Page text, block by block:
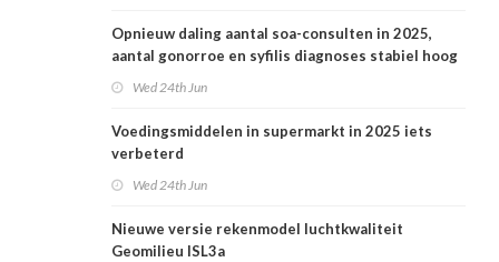
Opnieuw daling aantal soa-consulten in 2025,
aantal gonorroe en syfilis diagnoses stabiel hoog
Wed 24th Jun
Voedingsmiddelen in supermarkt in 2025 iets
verbeterd
Wed 24th Jun
Nieuwe versie rekenmodel luchtkwaliteit
Geomilieu ISL3a